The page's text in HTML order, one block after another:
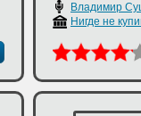
Владимир
Нигде не